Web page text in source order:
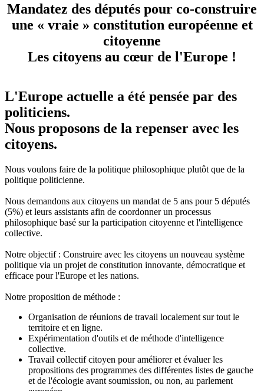
Mandatez des députés pour co-construire
une « vraie » constitution européenne et
citoyenne
Les citoyens au cœur de l'Europe !
L'Europe actuelle a été pensée par des
politiciens.
Nous proposons de la repenser avec les
citoyens.
Nous voulons faire de la politique philosophique plutôt que de la
politique politicienne.
Nous demandons aux citoyens un mandat de 5 ans pour 5 députés
(5%) et leurs assistants afin de coordonner un processus
philosophique basé sur la participation citoyenne et l'intelligence
collective.
Notre objectif : Construire avec les citoyens un nouveau système
politique via un projet de constitution innovante, démocratique et
efficace pour l'Europe et les nations.
Notre proposition de méthode :
Organisation de réunions de travail localement sur tout le
territoire et en ligne.
Expérimentation d'outils et de méthode d'intelligence
collective.
Travail collectif citoyen pour améliorer et évaluer les
propositions des programmes des différentes listes de gauche
et de l'écologie avant soumission, ou non, au parlement